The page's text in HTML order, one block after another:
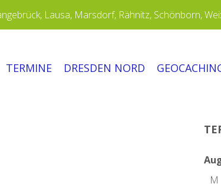
Lausa, Marsdorf, Rähnitz, Schönborn,
TERMINE DRESDEN NORD
M